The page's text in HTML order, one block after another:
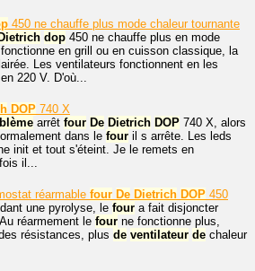
450 ne chauffe plus mode chaleur tournante
Dietrich dop 450 ne chauffe plus en mode
en grill ou en cuisson classique, la
Les ventilateurs fonctionnent en les
220 V. D'où...
DOP 740 X
arrêt four De Dietrich DOP 740 X, alors
dans le four il s arrête. Les leds
init et tout s'éteint. Je le remets en
il...
réarmable four De Dietrich DOP 450
une pyrolyse, le four a fait disjoncter
réarmement le four ne fonctionne plus,
résistances, plus de ventilateur de chaleur